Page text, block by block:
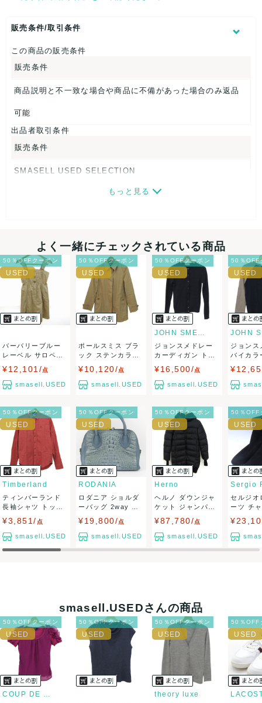
【 素材・成分 】
素材タグを撮影しておりますので、ご確認下さいませ。
【 商品札 】
なし
販売条件/取引条件
この商品の販売条件
販売条件
商品説明と不一致な場合や商品に不備があった場合のみ返品
可能
出品者取引条件
販売条件
SMASELL USED SELECTION
画像ダウンロードなので、転売にも最適♪
ネコポスの場合は日時指定ができませんので、ご了承下さい
ませ。
USED品に関しましては、見る方によって状態の価値観が異な
りますので、トラブルを避けるため、神経質な方や完璧な商
品を求められる方は御購入をお控えください。
また商品には細心の注意をはらっておりますが、何かござい
い致します。対応できることがあれば、誠意をもって対応致
します。
また並行輸入品もございますので、真贋方法などお答えでき
ない場合もございます。
万が一、購入後に偽造品等が発覚しましたら、返品・返金に
て対応致しますので、ご連絡お願い致します。
出荷
送料： ¥1,650 (見込み)
送料表を確認する
出荷目安：5営業日以内
出荷予定日：なるべく最短で発送致します。
兵庫県から出荷
もっと見る
よく一緒にチェックされている商品
50％OFFクーポン
バーバリーブルー
レーベル サロペッ
¥12,101/点
smasell.USED
50％OFFクーポン
ポールスミス ブラ
ック ステンカラー
¥10,120/点
smasell.USED
50％OFFクーポン
JOHN SMEDLEY
ジョンスメドレー
カーディガン トッ
¥16,500/点
smasell.USED
50％OFF
ジョンス
バイカラ
50％OFFクーポン
Timberland
ティンバーランド
長袖シャツ トップ
ス コットン ...
¥3,851/ 点
smasell.USED
50％OFFクーポン
RODANIA
ロダニア ショルダ
ーバッグ 2way ハ
ンドバッグ...
¥19,800/点
smasell.USED
50％OFFクーポン
Herno
ヘルノ ダウンジャ
ケット ジャンパー
アウター ダ...
¥87,780/点
smasell.USED
50％OFF
Sergio
セルジオ
ーツ チ
ール ブ
smasell.USEDさんの商品
50％OFFクーポン
COUP DE CHANCE
50％OFFクーポン 50％OFFクーポン
theory luxe
50％OFF